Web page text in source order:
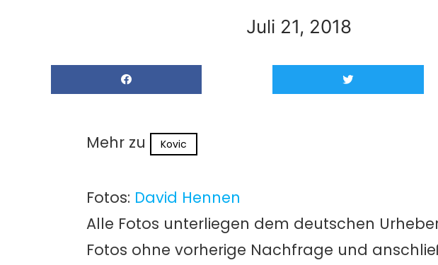
Juli 21, 2018
Mehr zu Kovic
Fotos: David Hennen
Alle Fotos unterliegen dem deutschen
Fotos ohne vorherige Nachfrage und